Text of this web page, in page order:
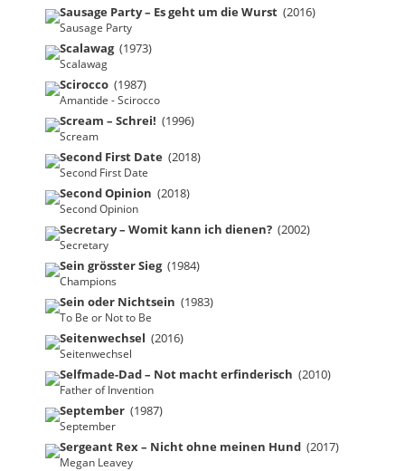
Sausage Party – Es geht um die Wurst (2016)
Sausage Party
Scalawag(1973)
Scalawag
Scirocco (1987)
Amantide - Scirocco
Scream – Schrei! (1996)
Scream
Second First Date (2018)
Second First Date
Second Opinion (2018)
Second Opinion
Secretary – Womit kann ich dienen? (2002)
Secretary
Sein grösster Sieg(1984)
Champions
Sein oder Nichtsein (1983)
To Be or Not to Be
Seitenwechsel (2016)
Seitenwechsel
Selfmade-Dad – Not macht erfinderisch (2010)
Father of Invention
September (1987)
September
Sergeant Rex – Nicht ohne meinen Hund (2017)
Megan Leavey